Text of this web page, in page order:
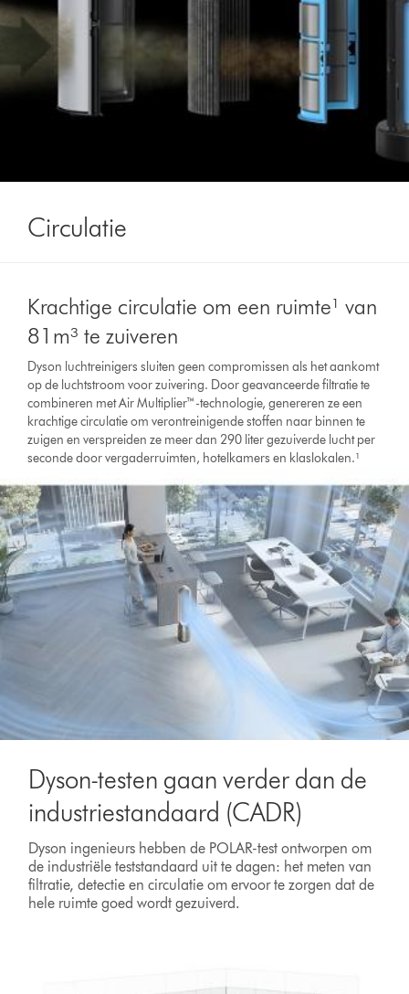
Circulatie
Krachtige circulatie om een ruimte¹ van
81m³ te zuiveren
Dyson luchtreinigers sluiten geen compromissen als het aankomt
op de luchtstroom voor zuivering. Door geavanceerde filtratie te
combineren met Air Multiplier™-technologie, genereren ze een
krachtige circulatie om verontreinigende stoffen naar binnen te
zuigen en verspreiden ze meer dan 290 liter gezuiverde lucht per
seconde door vergaderruimten, hotelkamers en klaslokalen.¹
Dyson-testen gaan verder dan de
industriestandaard (CADR)
Dyson ingenieurs hebben de POLAR-test ontworpen om
de industriële teststandaard uit te dagen: het meten van
filtratie, detectie en circulatie om ervoor te zorgen dat de
hele ruimte goed wordt gezuiverd.